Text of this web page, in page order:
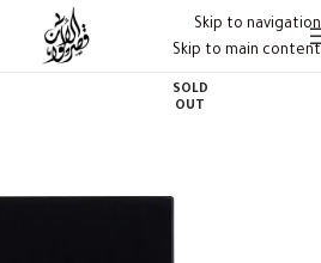
Skip to navigation
Skip to main content
SOLD
OUT